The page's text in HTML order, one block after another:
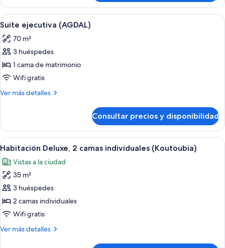
ejecutiva
(KOUTOUBIA)
Abrir
todas
las
fotos
de
Suite
ejecutiva
Habitación de hotel con una cama
5
Suite ejecutiva (AGDAL)
70 m²
3 huéspedes
1 cama de matrimonio
Wifi gratis
Ver más detalles
Más
ejecutiva
(AGDAL)
Consultar precios y disponibilidad
Abrir
todas
las
fotos
de
Habitación
Deluxe,
camas
Habitación de hotel con dos camas,
6
Habitación Deluxe, 2 camas individuales (Koutoubia)
Vistas a la ciudad
35 m²
3 huéspedes
2 camas individuales
Wifi gratis
Ver más detalles
Más